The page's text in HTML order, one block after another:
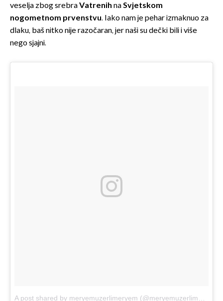
veselja zbog srebraVatrenih naSvjetskom
nogometnom prvenstvu. Iako nam je pehar izmaknuo za
dlaku, baš nitko nije razočaran, jer naši su dečki bili i više
nego sjajni.